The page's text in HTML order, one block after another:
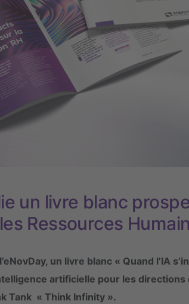
un livre blanc
Ressources
un livre blanc « Quand l’IA
artificielle pour les directions
Tank « Think Infinity ».